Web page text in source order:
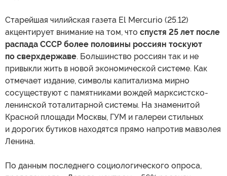
Старейшая чилийская газета El Mercurio (25.12)
акцентирует внимание на том, что спустя 25 лет после
распада СССР более половины россиян тоскуют
по сверхдержаве. Большинство россиян так и не
привыкли жить в новой экономической системе. Как
отмечает издание, символы капитализма мирно
сосуществуют с памятниками вождей марксистско-
ленинской тоталитарной системы. На знаменитой
Красной площади Москвы, ГУМ и галереи стильных
и дорогих бутиков находятся прямо напротив мавзолея
Ленина.
По данным последнего социологического опроса,